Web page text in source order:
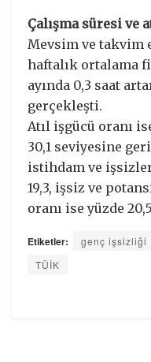
Çalışma süresi ve
Mevsim ve takvim
haftalık ortalama
ayında 0,3 saat
gerçekleşti.
Atıl işgücü oranı
30,1 seviyesine
istihdam ve
19,3, işsiz ve
oranı ise yüzde
Etiketler: genç işsizliği
TÜİK